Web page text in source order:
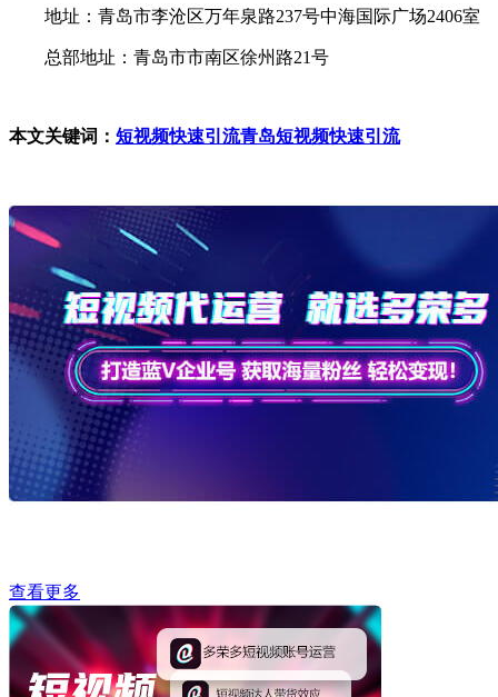
地址：青岛市李沧区万年泉路237号中海国际广场2406室
总部地址：青岛市市南区徐州路21号
本文关键词： 短视频快速引流青岛短视频快速引流
查看更多